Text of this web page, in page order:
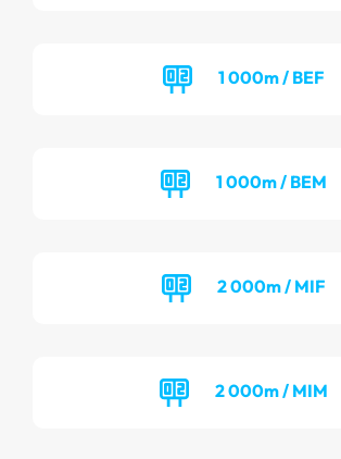
1 000m / BEF
1 000m / BEM
2 000m / MIF
2 000m / MIM